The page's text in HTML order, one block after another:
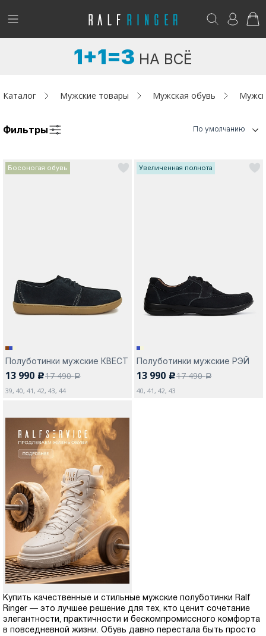
!
Женщинам
Да, все верно Изменить город
О компании
Покупателям
Возникли вопросы? - club@ralf.ru
1+1=3 НА ВСЁ
Каталог Мужские товары Мужская обувь
Фильтры По умолчанию
Босоногая обувь
Полуботинки мужские КВЕСТ
13 990 c17 490a
39, 40, 41, 42, 43, 44
Увеличенная полнота
Полуботинки мужские РЭЙ
13 990 c17 490a
40, 41, 42, 43
Купить качественные и стильные мужские полуботинки Ralf
Ringer — это лучшее решение для тех, кто ценит сочетание
элегантности, практичности и бескомпромиссного комфорта
в повседневной жизни. Обувь давно перестала быть просто